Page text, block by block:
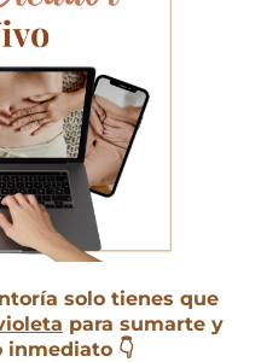
solo tienes que
para sumarte y
inmediato 👇